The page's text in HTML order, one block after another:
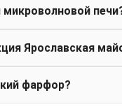
Ярославская
фарфор?